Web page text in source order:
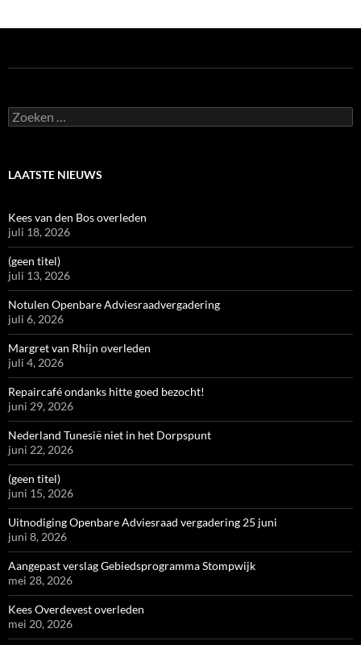
Zoeken
naar:
LAATSTE NIEUWS
Kees van den Bos overleden
juli 18, 2026
(geen titel)
juli 13, 2026
Notulen Openbare Adviesraadvergadering
juli 6, 2026
Margret van Rhijn overleden
juli 4, 2026
Repaircafé ondanks hitte goed bezocht!
juni 29, 2026
Nederland Tunesië niet in het Dorpspunt
juni 22, 2026
(geen titel)
juni 15, 2026
Uitnodiging Openbare Adviesraad vergadering 25 juni
juni 8, 2026
Aangepast verslag Gebiedsprogramma Stompwijk
mei 28, 2026
Kees Overdevest overleden
mei 20, 2026